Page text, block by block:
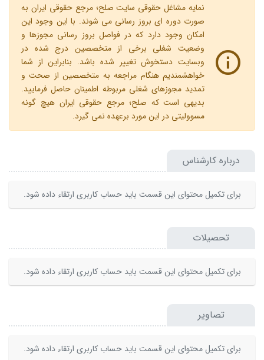
نمایه مشاغل حقوقی سایت صلح؛ مرجع حقوقی ایران به
صورت دوره ای بروز رسانی می شوند. با این وجود این
امکان وجود دارد که در فواصل بروز رسانی مجوزها و
وضعیت شغلی برخی از متخصصین درج شده در
وبسایت دستخوش تغییر شده باشد. بنابراین از شما
خواهشمندیم هنگام مراجعه به متخصصین از صحت و
تمدید مجوزهای شغلی مربوطه اطمینان حاصل فرمایید.
بدیهی است که صلح؛ مرجع حقوقی ایران هیچ گونه
مسوولیتی در این مورد برعهده نمی گیرد.
درباره کارشناس
برای تکمیل محتوای این قسمت باید حساب کاربری ارتقاء داده شود.
تحصیلات
برای تکمیل محتوای این قسمت باید حساب کاربری ارتقاء داده شود.
تصاویر
برای تکمیل محتوای این قسمت باید حساب کاربری ارتقاء داده شود.